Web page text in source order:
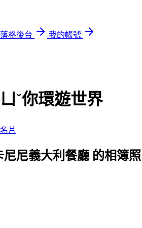
格後台
我的帳號
ˇ你環遊世界
名片
尼尼義大利餐廳 的相簿